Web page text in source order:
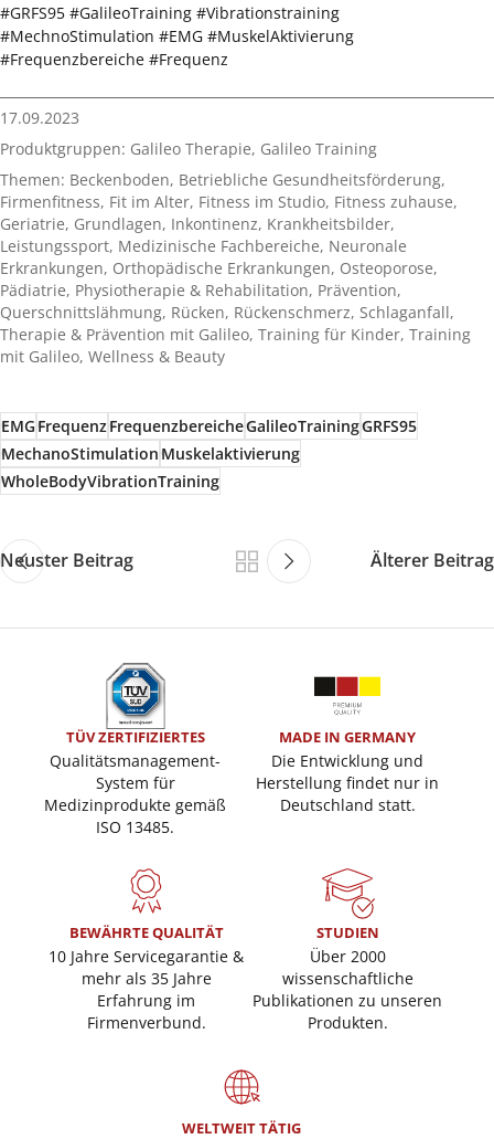
#GRFS95 #GalileoTraining #Vibrationstraining
#MechnoStimulation #EMG #MuskelAktivierung
#Frequenzbereiche #Frequenz
17.09.2023
Produktgruppen: Galileo Therapie, Galileo Training
Themen: Beckenboden, Betriebliche Gesundheitsförderung,
Firmenfitness, Fit im Alter, Fitness im Studio, Fitness zuhause,
Geriatrie, Grundlagen, Inkontinenz, Krankheitsbilder,
Leistungssport, Medizinische Fachbereiche, Neuronale
Erkrankungen, Orthopädische Erkrankungen, Osteoporose,
Pädiatrie, Physiotherapie & Rehabilitation, Prävention,
Querschnittslähmung, Rücken, Rückenschmerz, Schlaganfall,
Therapie & Prävention mit Galileo, Training für Kinder, Training
mit Galileo, Wellness & Beauty
EMGFrequenzFrequenzbereicheGalileoTrainingGRFS95
MechanoStimulationMuskelaktivierung
WholeBodyVibrationTraining
Neuster Beitrag Älterer Beitrag
TÜV ZERTIFIZIERTES
Qualitätsmanagement-
System für
Medizinprodukte gemäß
ISO 13485.
MADE IN GERMANY
Die Entwicklung und
Herstellung findet nur in
Deutschland statt.
BEWÄHRTE QUALITÄT
10 Jahre Servicegarantie &
mehr als 35 Jahre
Erfahrung im
Firmenverbund.
STUDIEN
Über 2000
wissenschaftliche
Publikationen zu unseren
Produkten.
WELTWEIT TÄTIG